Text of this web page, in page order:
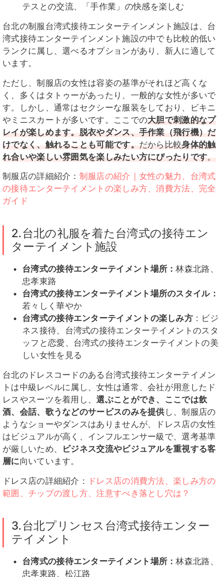
テスとの交流、「手作業」の快感を楽しむ
台北の制服台湾式接待エンターテインメント施設は、台
湾式接待エンターテインメント施設の中でも比較的低い
ランクに属し、選べるオプションがあり、新人に適して
います。
ただし、制服店の女性は容姿の基準がそれほど高くな
く、多くはタトゥーがあったり、一般的な女性が多いで
す。しかし、通常はセクシーな服装をしており、ビキニ
やミニスカートが多いです。ここでの大胆で刺激的なプ
レイが楽しめます。脱衣やダンス、手作業（飛行機）だ
けでなく、触れることも可能です。 だから比較身体的触
れ合いや楽しい雰囲気を楽しみたい方にぴったりです。
制服店の詳細紹介： 制服店の紹介｜女性の魅力、台湾式
の接待エンターテイメントの楽しみ方、消費方法、完全
ガイド
2.台北の礼服を着た台湾式の接待エン
ターテイメント施設
台湾式の接待エンターテイメント場所：林森北路、
忠孝東路
台湾式の接待エンターテイメント場所のスタイル：
若々しく華やか
台湾式の接待エンターテイメントの楽しみ方 ：ビジ
ネス接待、台湾式の接待エンターテイメントのスタ
ッフと恋愛、台湾式の接待エンターテイメントの美
しい女性を見る
台北のドレスコードのある台湾式接待エンターテイメン
トは中級レベルに属し、女性は通常、会社が用意したド
レスやスーツを着用し、選ぶことができ、ここでは飲
酒、会話、歌うなどのサービスのみを提供 し、制服店の
ようなショーやダンスはありませんが、ドレス店の女性
はビジュアルが高く、インフルエンサー級で、選考基準
が厳しいため、
ビジネス交流やビジュアルを重視する客
層に向いています。
ドレス店の詳細紹介：
ドレス店の消費方法、楽しみ方の
範囲、チップの渡し方、注意すべき落とし穴は？
3.台北プリンセス台湾式接待エンター
テイメント
台湾式の接待エンターテイメント場所：林森北路、
忠孝東路、松江路